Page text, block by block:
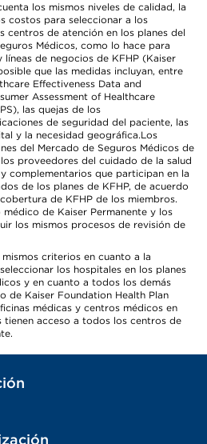
los mismos niveles de calidad, la
costos para seleccionar a los
centros de atención en los planes del
Médicos, como lo hace para
de negocios de KFHP (Kaiser
que las medidas incluyan, entre
Effectiveness Data and
Assessment of Healthcare
las quejas de los
de seguridad del paciente, las
y la necesidad geográfica.Los
del Mercado de Seguros Médicos de
proveedores del cuidado de la salud
complementarios que participan en la
de los planes de KFHP, de acuerdo
de KFHP de los miembros.
de Kaiser Permanente y los
los mismos procesos de revisión de
criterios en cuanto a la
los hospitales en los planes
y en cuanto a todos los demás
de Kaiser Foundation Health Plan
médicas y centros médicos en
acceso a todos los centros de